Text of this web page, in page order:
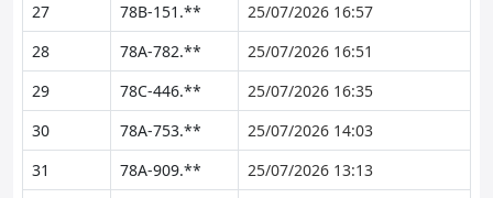
27
78B-151.**
25/07/2026 16:57
28
78A-782.**
25/07/2026 16:51
29
78C-446.**
25/07/2026 16:35
30
78A-753.**
25/07/2026 14:03
31
78A-909.**
25/07/2026 13:13